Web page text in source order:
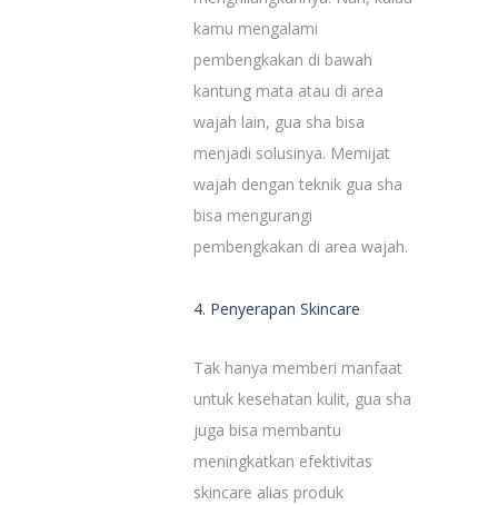
kamu mengalami
pembengkakan di bawah
kantung mata atau di area
wajah lain, gua sha bisa
menjadi solusinya. Memijat
wajah dengan teknik gua sha
bisa mengurangi
pembengkakan di area wajah.
4. Penyerapan Skincare
Tak hanya memberi manfaat
untuk kesehatan kulit, gua sha
juga bisa membantu
meningkatkan efektivitas
skincare alias produk